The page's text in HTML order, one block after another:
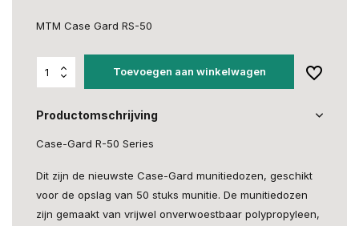
MTM Case Gard RS-50
Toevoegen aan winkelwagen
Productomschrijving
Case-Gard R-50 Series
Dit zijn de nieuwste Case-Gard munitiedozen, geschikt
voor de opslag van 50 stuks munitie. De munitiedozen
zijn gemaakt van vrijwel onverwoestbaar polypropyleen,